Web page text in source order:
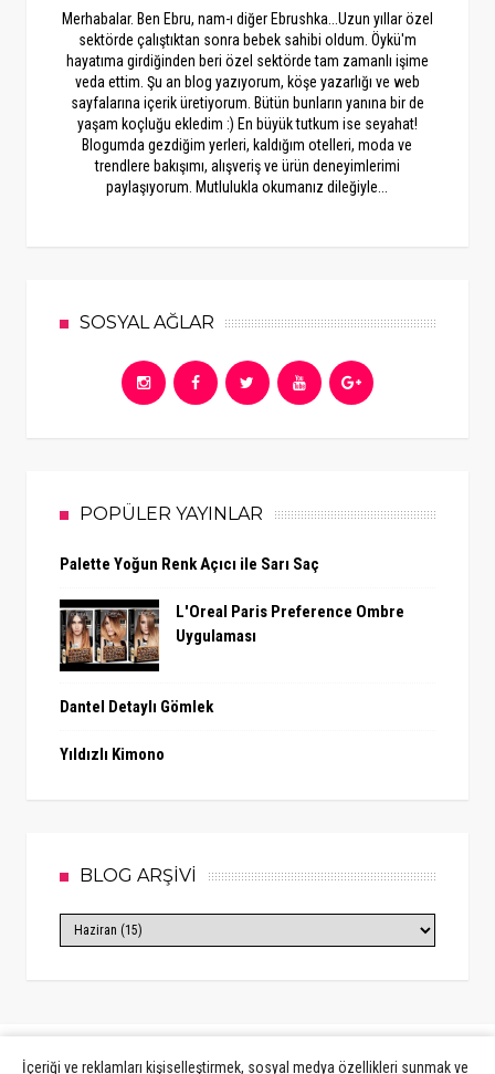
Merhabalar. Ben Ebru, nam-ı diğer Ebrushka...Uzun yıllar özel
sektörde çalıştıktan sonra bebek sahibi oldum. Öykü'm
hayatıma girdiğinden beri özel sektörde tam zamanlı işime
veda ettim. Şu an blog yazıyorum, köşe yazarlığı ve web
sayfalarına içerik üretiyorum. Bütün bunların yanına bir de
yaşam koçluğu ekledim :) En büyük tutkum ise seyahat!
Blogumda gezdiğim yerleri, kaldığım otelleri, moda ve
trendlere bakışımı, alışveriş ve ürün deneyimlerimi
paylaşıyorum. Mutlulukla okumanız dileğiyle...
SOSYAL AĞLAR
POPÜLER YAYINLAR
Palette Yoğun Renk Açıcı ile Sarı Saç
L'Oreal Paris Preference Ombre
Uygulaması
Dantel Detaylı Gömlek
Yıldızlı Kimono
BLOG ARŞİVİ
İçeriği ve reklamları kişiselleştirmek, sosyal medya özellikleri sunmak ve